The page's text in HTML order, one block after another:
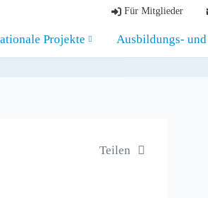
Projekte Ausbildungs-
Für Mitglieder
Teilen